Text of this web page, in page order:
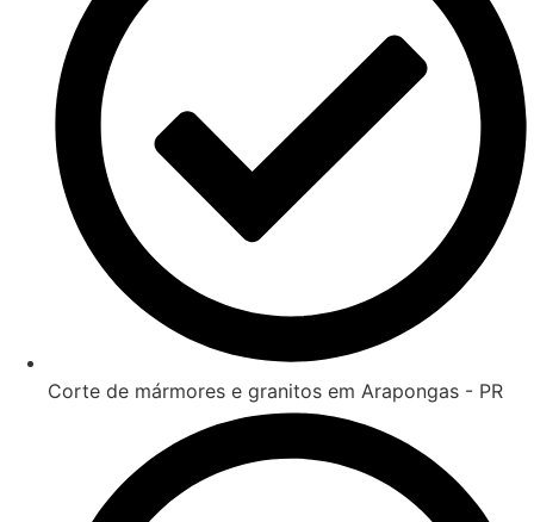
Corte de mármores e granitos em Arapongas - PR